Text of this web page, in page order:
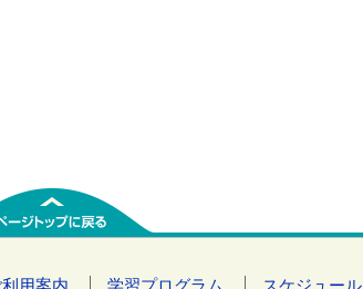
利用案内 学習プログラム スケジュール